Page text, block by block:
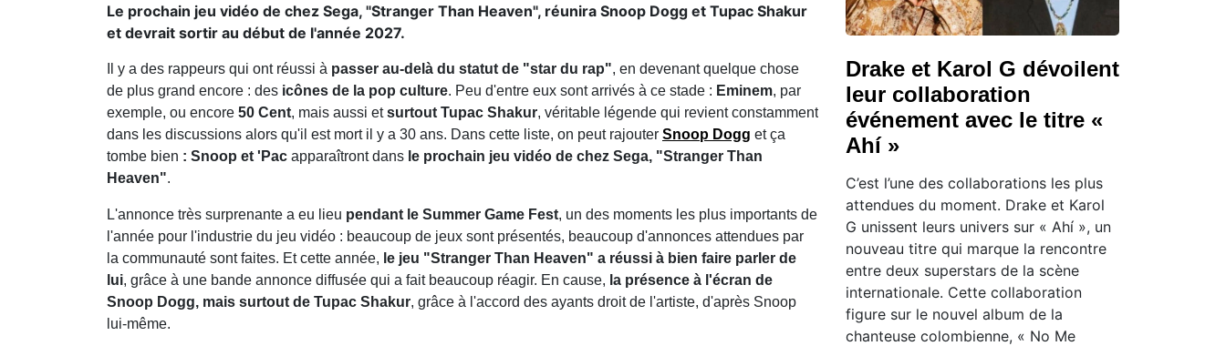
Le prochain jeu vidéo de chez Sega, "Stranger Than Heaven", réunira Snoop Dogg et Tupac Shakur
et devrait sortir au début de l'année 2027.
Il y a des rappeurs qui ont réussi à passer au-delà du statut de "star du rap", en devenant quelque chose
de plus grand encore : des icônes de la pop culture. Peu d'entre eux sont arrivés à ce stade : Eminem, par
exemple, ou encore 50 Cent, mais aussi etsurtout Tupac Shakur, véritable légende qui revient constamment
dans les discussions alors qu'il est mort il y a 30 ans. Dans cette liste, on peut rajouter Snoop Dogg et ça
tombe bien : Snoop et 'Pac apparaîtront dans le prochain jeu vidéo de chez Sega, "Stranger Than
Heaven".
L'annonce très surprenante a eu lieu pendant le Summer Game Fest, un des moments les plus importants de
l'année pour l'industrie du jeu vidéo : beaucoup de jeux sont présentés, beaucoup d'annonces attendues par
la communauté sont faites. Et cette année, le jeu "Stranger Than Heaven" a réussi à bien faire parler de
lui, grâce à une bande annonce diffusée qui a fait beaucoup réagir. En cause, la présence à l'écran de
Snoop Dogg, mais surtout de Tupac Shakur, grâce à l'accord des ayants droit de l'artiste, d'après Snoop
lui-même.
Drake et Karol G dévoilent
leur collaboration
événement avec le titre «
Ahí »
C’est l’une des collaborations les plus
attendues du moment. Drake et Karol
G unissent leurs univers sur « Ahí », un
nouveau titre qui marque la rencontre
entre deux superstars de la scène
internationale. Cette collaboration
figure sur le nouvel album de la
chanteuse colombienne, « No Me